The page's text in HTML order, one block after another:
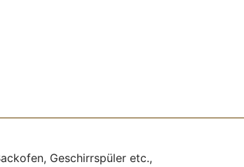
Geschirrspüler etc.,